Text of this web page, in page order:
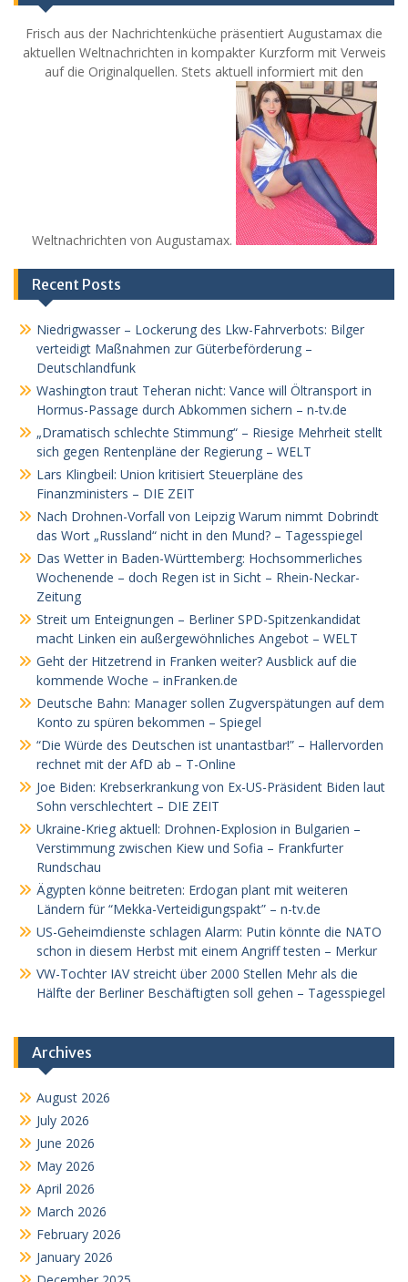
Frisch aus der Nachrichtenküche präsentiert Augustamax die
aktuellen Weltnachrichten in kompakter Kurzform mit Verweis
auf die Originalquellen. Stets aktuell informiert mit den
Weltnachrichten von Augustamax.
Recent Posts
Niedrigwasser – Lockerung des Lkw-Fahrverbots: Bilger
verteidigt Maßnahmen zur Güterbeförderung –
Deutschlandfunk
Washington traut Teheran nicht: Vance will Öltransport in
Hormus-Passage durch Abkommen sichern – n-tv.de
„Dramatisch schlechte Stimmung“ – Riesige Mehrheit stellt
sich gegen Rentenpläne der Regierung – WELT
Lars Klingbeil: Union kritisiert Steuerpläne des
Finanzministers – DIE ZEIT
Nach Drohnen-Vorfall von Leipzig Warum nimmt Dobrindt
das Wort „Russland“ nicht in den Mund? – Tagesspiegel
Das Wetter in Baden-Württemberg: Hochsommerliches
Wochenende – doch Regen ist in Sicht – Rhein-Neckar-
Zeitung
Streit um Enteignungen – Berliner SPD-Spitzenkandidat
macht Linken ein außergewöhnliches Angebot – WELT
Geht der Hitzetrend in Franken weiter? Ausblick auf die
kommende Woche – inFranken.de
Deutsche Bahn: Manager sollen Zugverspätungen auf dem
Konto zu spüren bekommen – Spiegel
“Die Würde des Deutschen ist unantastbar!” – Hallervorden
rechnet mit der AfD ab – T-Online
Joe Biden: Krebserkrankung von Ex-US-Präsident Biden laut
Sohn verschlechtert – DIE ZEIT
Ukraine-Krieg aktuell: Drohnen-Explosion in Bulgarien –
Verstimmung zwischen Kiew und Sofia – Frankfurter
Rundschau
Ägypten könne beitreten: Erdogan plant mit weiteren
Ländern für “Mekka-Verteidigungspakt” – n-tv.de
US-Geheimdienste schlagen Alarm: Putin könnte die NATO
schon in diesem Herbst mit einem Angriff testen – Merkur
VW-Tochter IAV streicht über 2000 Stellen Mehr als die
Hälfte der Berliner Beschäftigten soll gehen – Tagesspiegel
Archives
August 2026
July 2026
June 2026
May 2026
April 2026
March 2026
February 2026
January 2026